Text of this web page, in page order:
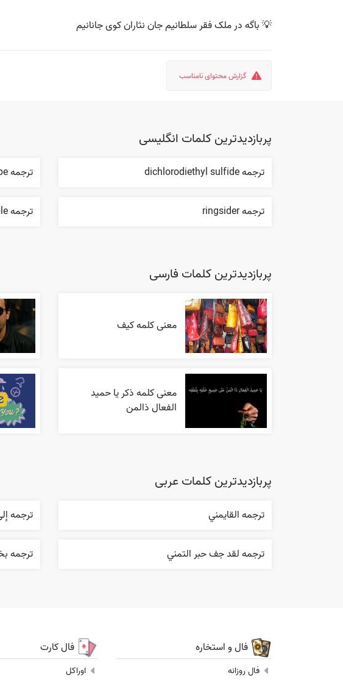
💡 باگه در ملک فقر سلطانیم جان نثاران کوی جانانیم
گزارش محتوای نامناسب
پربازدیدترین کلمات انگلیسی
ترجمه dichlorodiethyl sulfide ترجمه borescope
ترجمه ringsider ترجمه indescribable
پربازدیدترین کلمات فارسی
معنی کلمه کیف
معنی کلمه ذکر یا حمید
الفعال ذالمن
پربازدیدترین کلمات عربی
ترجمه القایمني ترجمه
ترجمه لقد جف حبر التمني ترجمه
فال و استخاره
فال روزانه
فال کارت
اوراکل